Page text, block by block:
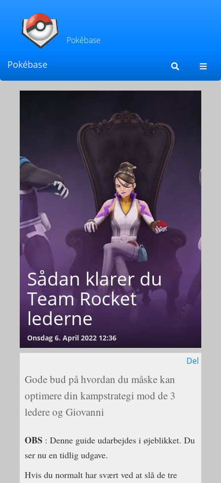
Pokébase
Pokébase
Sådan klarer du
Team Rocket
lederne
Onsdag 6. April 2022 12:36
Del
Gode bud på hvordan du måske kan
optimere din kampstrategi mod de 3
ledere og Giovanni
OBS : Denne guide udarbejdes i øjeblikket. Du
ser nu en tidlig udgave.
Hvis du normalt har svært ved at slå de tre